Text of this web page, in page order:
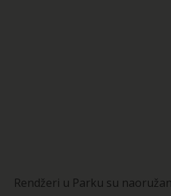
Rendžeri u Parku su